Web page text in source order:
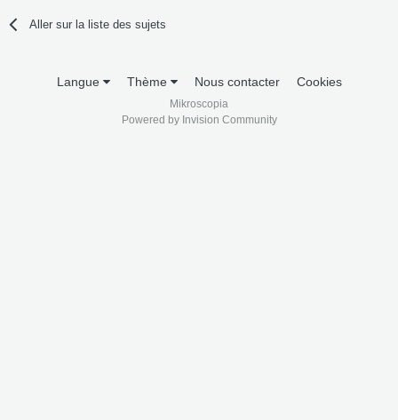
Aller sur la liste des sujets
Langue Thème Nous contacter Cookies
Mikroscopia
Powered by Invision Community